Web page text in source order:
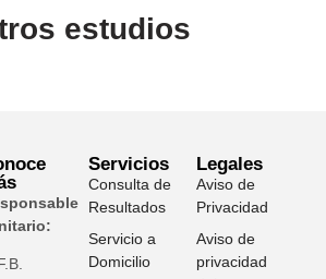
estudios
Servicios
Consulta de
Resultados
Servicio a
Domicilio
Legales
Aviso de
Privacidad
Aviso de
privacidad